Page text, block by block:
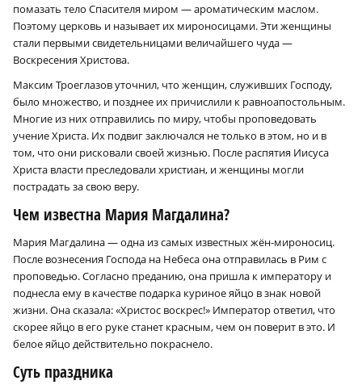
помазать тело Спасителя миром — ароматическим маслом.
Поэтому церковь и называет их мироносицами. Эти женщины
стали первыми свидетельницами величайшего чуда —
Воскресения Христова.
Максим Троеглазов уточнил, что женщин, служивших Господу,
было множество, и позднее их причислили к равноапостольным.
Многие из них отправились по миру, чтобы проповедовать
учение Христа. Их подвиг заключался не только в этом, но и в
том, что они рисковали своей жизнью. После распятия Иисуса
Христа власти преследовали христиан, и женщины могли
пострадать за свою веру.
Чем известна Мария Магдалина?
Мария Магдалина — одна из самых известных жён-мироносиц.
После вознесения Господа на Небеса она отправилась в Рим с
проповедью. Согласно преданию, она пришла к императору и
поднесла ему в качестве подарка куриное яйцо в знак новой
жизни. Она сказала: «Христос воскрес!» Император ответил, что
скорее яйцо в его руке станет красным, чем он поверит в это. И
белое яйцо действительно покраснело.
Суть праздника